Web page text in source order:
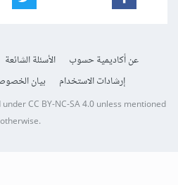
عن أكاديمية حسوب الأسئلة الشائعة
إرشادات الاستخدام
بيان
underCC BY-NC-SA 4.0unless mentioned
otherwise.